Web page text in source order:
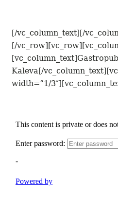
[/vc_column_text][/
[/
[vc_column_text]Gastropub
Kaleva[/
width=”1/